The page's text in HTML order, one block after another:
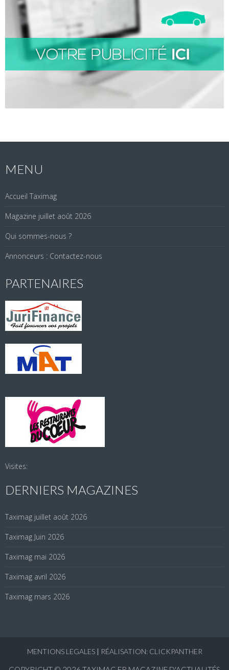
MENU
Accueil Taximag
Magazine juillet août 2026
Qui sommes-nous ?
Annonceurs : Contactez-nous
PARTENAIRES
Visites:
DERNIERS MAGAZINES
Taximag juillet août 2026
Taximag Juin 2026
Taximag mai 2026
Taximag avril 2026
Taximag mars 2026
MENTIONS LEGALES | RÉALISATION: CLICKPANTHER